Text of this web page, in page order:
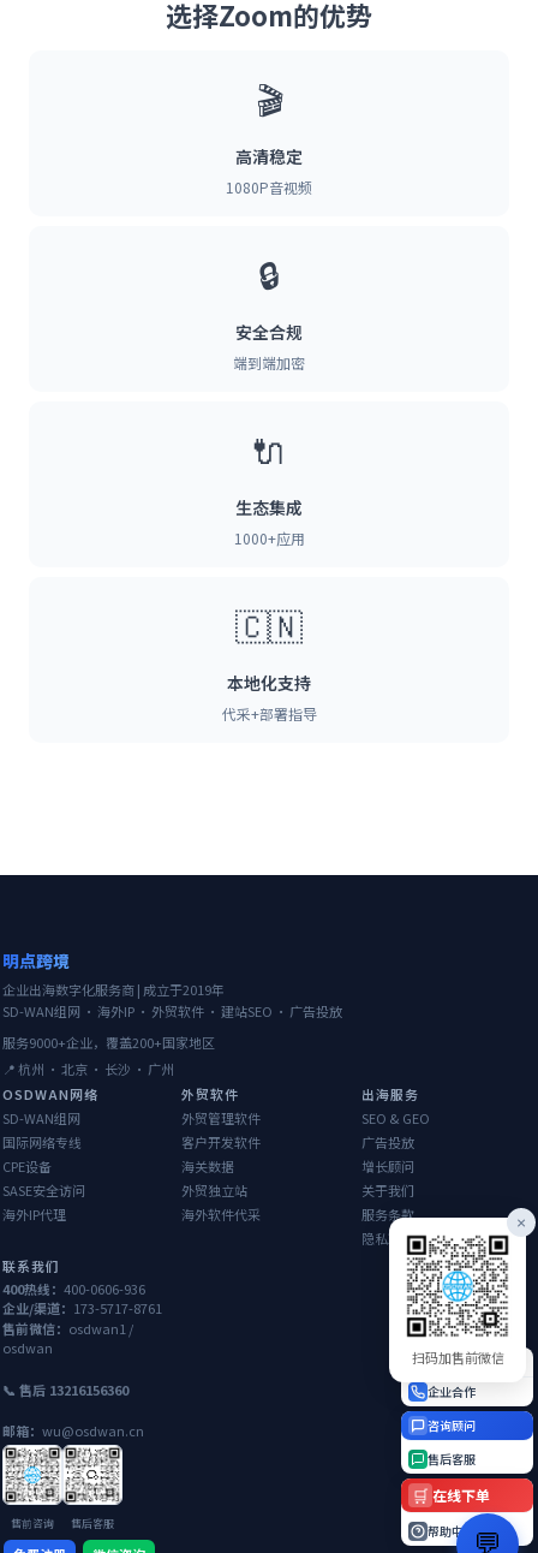
选择Zoom的优势
🎬
高清稳定
1080P音视频
🔒
安全合规
端到端加密
🔌
生态集成
1000+应用
🇨🇳
本地化支持
代采+部署指导
400热线
企业合作
咨询顾问
售后客服
🛒 在线下单
帮助中心
扫码加售前微信
×
明点跨境
企业出海数字化服务商 | 成立于2019年
SD-WAN组网 · 海外IP · 外贸软件 · 建站SEO · 广告投放
服务9000+企业，覆盖200+国家地区
📍 杭州 · 北京 · 长沙 · 广州
OSDWAN网络
SD-WAN组网
国际网络专线
CPE设备
SASE安全访问
海外IP代理
外贸软件
外贸管理软件
客户开发软件
海关数据
外贸独立站
海外软件代采
出海服务
SEO & GEO
广告投放
增长顾问
关于我们
服务条款
隐私政策
联系我们
400热线： 400-0606-936
企业/渠道： 173-5717-8761
售前微信： osdwan1 /
osdwan
📞 售后 13216156360
邮箱： wu@osdwan.cn
售前咨询 售后客服
💬